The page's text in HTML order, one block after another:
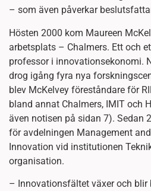
– som även påverkar
Hösten 2000 kom Maureen
arbetsplats – Chalmers. Ett och
professor i innovationsekonomi.
drog igång fyra nya
blev McKelvey föreståndare för
bland annat Chalmers, IMIT och
även notisen på sidan 7). Sedan
för avdelningen Management
Innovation vid institutionen
organisation.
– Innovationsfältet växer och blir